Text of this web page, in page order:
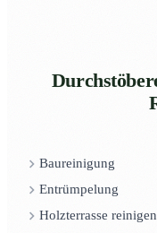
Baureinigung
Entrümpelung
Holzterrasse reinigen